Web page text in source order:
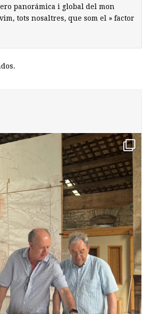
panorámica i global del mon
tots nosaltres, que som el » factor